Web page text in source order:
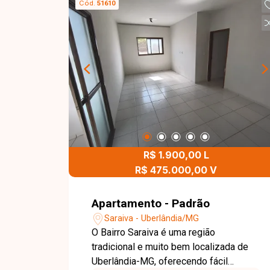
Cód. 51610
R$ 1.900,00 L
R$ 475.000,00 V
Apartamento - Padrão
Saraiva - Uberlândia/MG
O Bairro Saraiva é uma região
tradicional e muito bem localizada de
Uberlândia-MG, oferecendo fácil